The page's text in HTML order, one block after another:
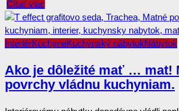
Čítať viac
InteriérKuchyneKuchynský nábytokNábytok
Ako je dôležité mať … mat!
povrchy vládnu kuchyniam.